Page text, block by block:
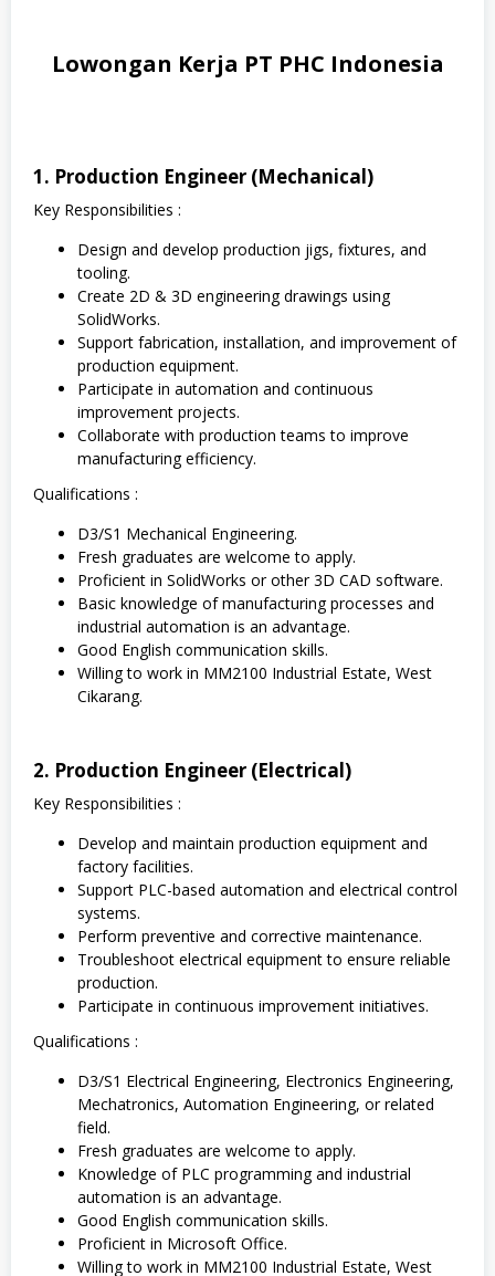
Lowongan Kerja PT PHC Indonesia
1. Production Engineer (Mechanical)
Key Responsibilities :
Design and develop production jigs, fixtures, and
tooling.
Create 2D & 3D engineering drawings using
SolidWorks.
Support fabrication, installation, and improvement of
production equipment.
Participate in automation and continuous
improvement projects.
Collaborate with production teams to improve
manufacturing efficiency.
Qualifications :
D3/S1 Mechanical Engineering.
Fresh graduates are welcome to apply.
Proficient in SolidWorks or other 3D CAD software.
Basic knowledge of manufacturing processes and
industrial automation is an advantage.
Good English communication skills.
Willing to work in MM2100 Industrial Estate, West
Cikarang.
2. Production Engineer (Electrical)
Key Responsibilities :
Develop and maintain production equipment and
factory facilities.
Support PLC-based automation and electrical control
systems.
Perform preventive and corrective maintenance.
Troubleshoot electrical equipment to ensure reliable
production.
Participate in continuous improvement initiatives.
Qualifications :
D3/S1 Electrical Engineering, Electronics Engineering,
Mechatronics, Automation Engineering, or related
field.
Fresh graduates are welcome to apply.
Knowledge of PLC programming and industrial
automation is an advantage.
Good English communication skills.
Proficient in Microsoft Office.
Willing to work in MM2100 Industrial Estate, West